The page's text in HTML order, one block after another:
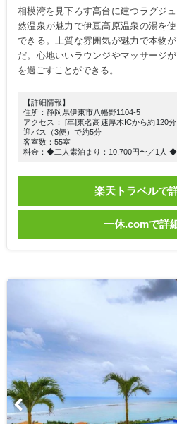
相模湾を見下ろす高台に建つラグジ
然温泉が魅力で伊豆高原温泉の湯を
できる。上質な雰囲気が魅力で本物
だ。心地いいラウンジやマッサージ
を過ごすことができる。
【詳細情報】
住所：静岡県伊東市八幡野1104-5
アクセス： [車]東名高速厚木ICから約120
迎バス（3便）で約5分
客室数：55室
料金：◆二人素泊まり：10,700円〜／1人 ◆
楽天トラベルで
一休.comで詳